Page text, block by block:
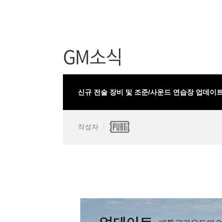
GM소식
신규 전술 장비 및 조준/사운드 연습장 업데이
작성자